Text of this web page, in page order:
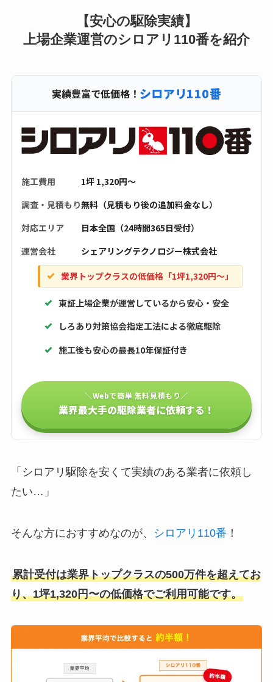
【安心の駆除実績】
上場企業運営のシロアリ110番を紹介
実績豊富で低価格！ シロアリ110番
施工費用
1坪 1,320円〜
調査・見積もり無料（見積もり後の追加料金なし）
対応エリア
日本全国（24時間365日受付）
運営会社
シェアリングテクノロジー株式会社
業界トップクラスの低価格「1坪1,320円〜」
東証上場企業が運営しているから安心・安全
しろあり対策協会指定工法による徹底駆除
施工後も安心の最長10年保証付き
＼Webで簡単 無料見積もり／
業界最大手の駆除業者に依頼する！
「シロアリ駆除を安くて実績のある業者に依頼し
たい…」
そんな方におすすめなのが、 シロアリ110番 ！
累計受付は業界トップクラスの500万件を超えてお
り、1坪1,320円〜の低価格でご利用可能です。